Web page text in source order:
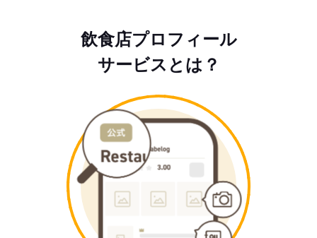
飲食店プロフィール
サービスとは？